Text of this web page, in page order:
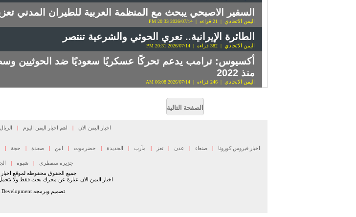
السفير الاصبحي يبحث مع المنظمة العربية للطيران المدني
اليمن الاتحادي | 21 قراءه | 2026/07/14 20:33 PM
الطائرة الإيرانية.. تعري الحوثي والشرعية تنتصر
اليمن الاتحادي | 382 قراءه | 2026/07/14 20:31 PM
أكسيوس: ترامب يدعم تحركًا عسكريًا سعوديًا ضد الحوثيين
منذ 2022
اليمن الاتحادي | 246 قراءه | 2026/07/14 06:08 AM
الصفحة التالية
اخبار اليمن الان | اهم اخبار اليمن اليوم |
اخبار فيروس كورونا | صنعاء | عدن | تعز | مأرب | الحديدة | حضرموت | ابين | صعدة | حجة |
جزيرة سقطرى | شبوة |
جميع الحقوق محفوظه لموقع اخبار
اخبار اليمن الان عبارة عن محرك بحث فقط ولا
تصميم وبرمجه ATA Development